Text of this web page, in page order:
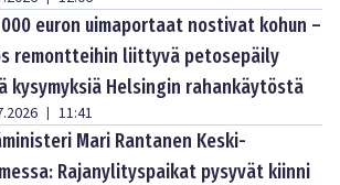
000 euron uimaportaat nostivat kohun –
remontteihin liittyvä petosepäily
kysymyksiä Helsingin rahankäytöstä
| 11:41
Mari Rantanen Keski-
Rajanylityspaikat pysyvät kiinni